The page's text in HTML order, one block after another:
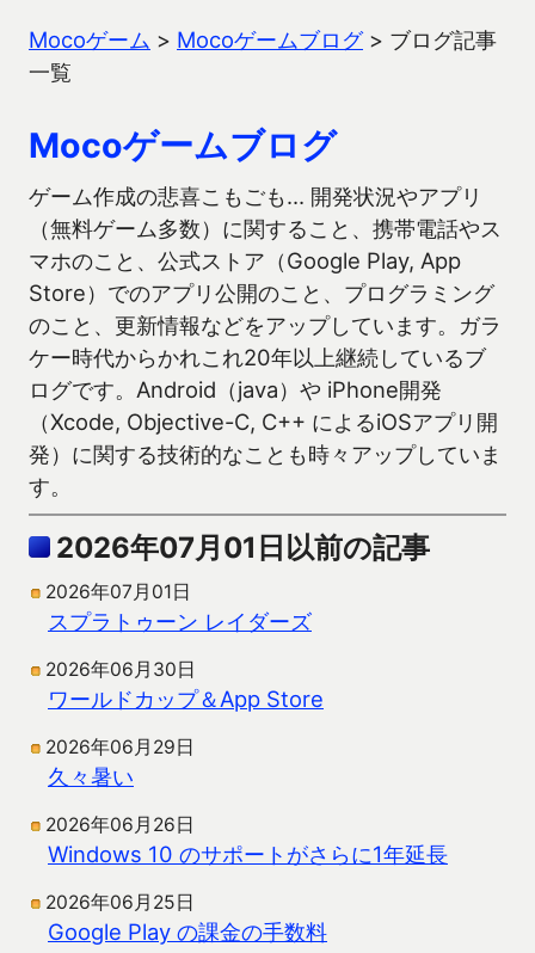
Mocoゲーム > Mocoゲームブログ> ブログ記事
一覧
Mocoゲームブログ
ゲーム作成の悲喜こもごも… 開発状況やアプリ
（無料ゲーム多数）に関すること、携帯電話やス
マホのこと、公式ストア（Google Play, App
Store）でのアプリ公開のこと、プログラミング
のこと、更新情報などをアップしています。ガラ
ケー時代からかれこれ20年以上継続しているブ
ログです。Android（java）や iPhone開発
（Xcode, Objective-C, C++ によるiOSアプリ開
発）に関する技術的なことも時々アップしていま
す。
2026年07月01日以前の記事
2026年07月01日
スプラトゥーン レイダーズ
2026年06月30日
ワールドカップ＆App Store
2026年06月29日
久々暑い
2026年06月26日
Windows 10 のサポートがさらに1年延長
2026年06月25日
Google Play の課金の手数料